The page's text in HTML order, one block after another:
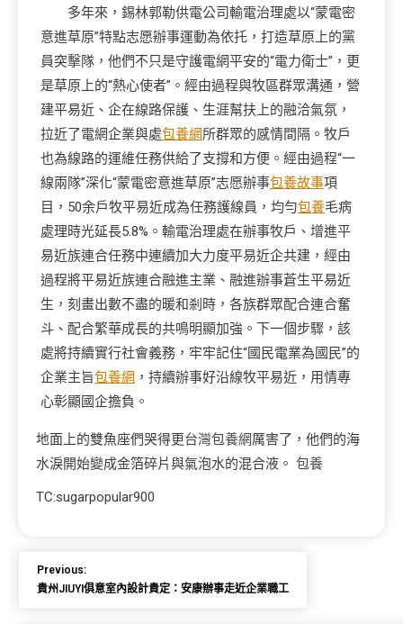
多年來，錫林郭勒供電公司輸電治理處以“蒙電密
意進草原”特點志愿辦事運動為依托，打造草原上的黨
員突擊隊，他們不只是守護電網平安的“電力衛士”，更
是草原上的“熱心使者”。經由過程與牧區群眾溝通，營
建平易近、企在線路保護、生涯幫扶上的融洽氣氛，
拉近了電網企業與處包養網所群眾的感情間隔。牧戶
也為線路的運維任務供給了支撐和方便。經由過程“一
線兩隊”深化“蒙電密意進草原”志愿辦事包養故事項
目，50余戶牧平易近成為任務護線員，均勻包養毛病
處理時光延長5.8%。輸電治理處在辦事牧戶、增進平
易近族連合任務中連續加大力度平易近企共建，經由
過程將平易近族連合融進主業、融進辦事蒼生平易近
生，刻畫出數不盡的暖和剎時，各族群眾配合連合奮
斗、配合繁華成長的共鳴明顯加強。下一個步驟，該
處將持續實行社會義務，牢牢記住“國民電業為國民”的
企業主旨包養網 ，持續辦事好沿線牧平易近，用情專
心彰顯國企擔負。
地面上的雙魚座們哭得更台灣包養網厲害了，他們的海
水淚開始變成金箔碎片與氣泡水的混合液。 包養
TC:sugarpopular900
Previous:
貴州JIUYI俱意室內設計貴定：安康辦事走近企業職工